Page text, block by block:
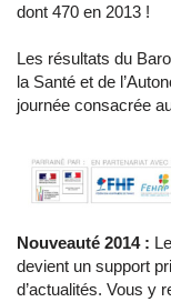
dont 470 en 2013 !
Les résultats du
la Santé et de
journée consacrée
Nouveauté 2014 :
devient un support
d’actualités. Vous y